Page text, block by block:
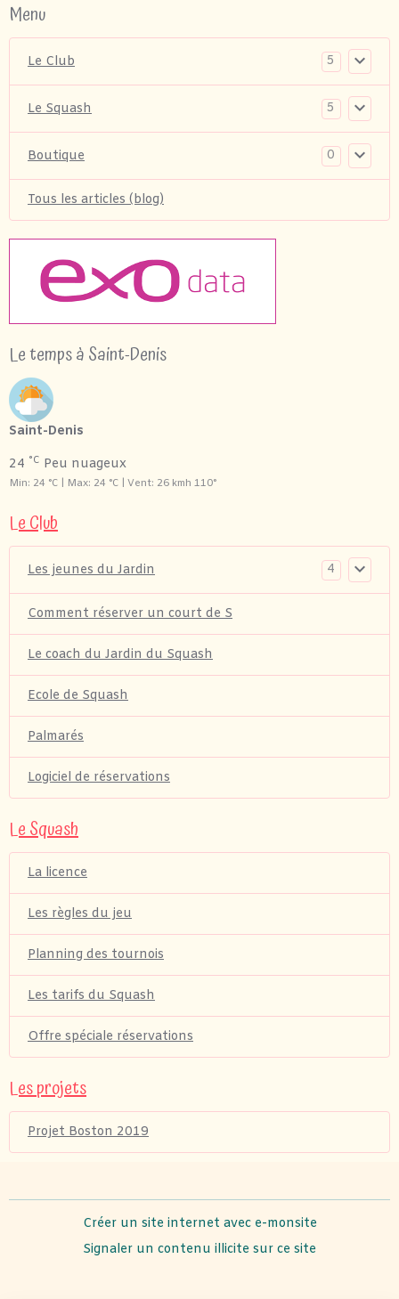
Menu
Le Club 5
Le Squash 5
Boutique 0
Tous les articles (blog)
Le temps à Saint-Denis
Saint-Denis
24 °C Peu nuageux
Min: 24 °C | Max: 24 °C | Vent: 26 kmh 110°
Le Club
Les jeunes du Jardin 4
Comment réserver un court de S
Le coach du Jardin du Squash
Ecole de Squash
Palmarés
Logiciel de réservations
Le Squash
La licence
Les règles du jeu
Planning des tournois
Les tarifs du Squash
Offre spéciale réservations
Les projets
Projet Boston 2019
Créer un site internet avec e-monsite
Signaler un contenu illicite sur ce site